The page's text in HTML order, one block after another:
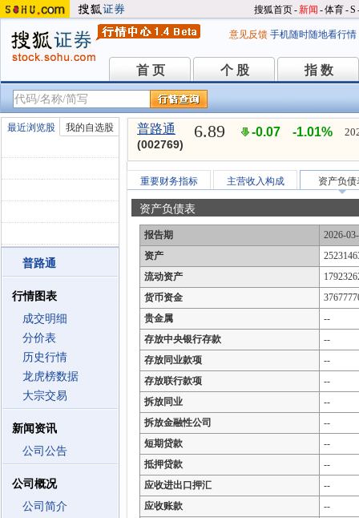
搜狐首页-新闻 -体育-S
意见反馈 手机随时随地看行情
首 页
首 页 个 股
个 股 指 数
指 数
最近浏览股 我的自选股
普路通
行情图表
成交明细
分价表
历史行情
龙虎榜数据
大宗交易
新闻资讯
公司公告
公司概况
公司简介
普路通
(002769)
6.89 -0.07 -1.01%
重要财务指标 主营收入构成 资产负债
资产负债表
报告期
2026-
资产
流动资产
货币资金
贵金属
--
存放中央银行存款
--
存放同业款项
--
存放联行款项
--
拆放同业
--
拆放金融性公司
--
短期贷款
--
抵押贷款
--
应收进出口押汇
--
应收账款
--